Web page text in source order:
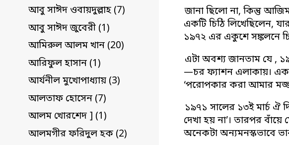
আবু সাঈদ ওবায়দুল্লাহ (7)
আবু সাঈদ জুবেরী (1)
আমিরুল আলম খান (20)
আরিফুল হাসান (1)
আর্যনীল মুখোপাধ্যায় (3)
আলতাফ হোসেন (7)
আলম খোরশেদ ] (1)
আলমগীর ফরিদুল হক (2)
জানা ছিলো না, কিন্তু
একটি চিঠি লিখেছিলেন,
১৯৭২ এর একুশে সঙ্কলনে
এটা অবশ্য জানতাম যে ,
—চর ফ্যাশন এলাকায়।
‘পরোপকার করা আমার
১৯৭১ সালের ১৩ই মার্চ ঐ
দেখা হয় না’। তারপর
অনেকটা অন্যমনস্কভাবে